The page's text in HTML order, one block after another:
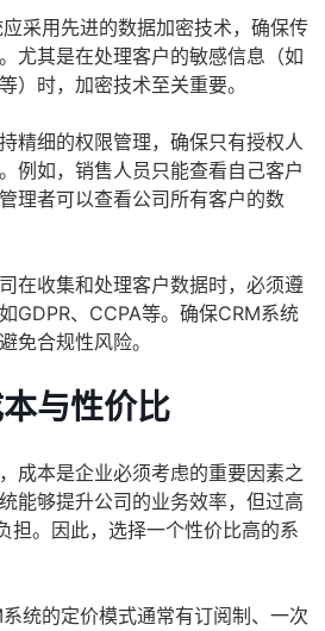
应采用先进的数据加密技术，确保传
尤其是在处理客户的敏感信息（如
）时，加密技术至关重要。
精细的权限管理，确保只有授权人
例如，销售人员只能查看自己客户
理者可以查看公司所有客户的数
在收集和处理客户数据时，必须遵
GDPR、CCPA等。确保CRM系统
免合规性风险。
与性价比
成本是企业必须考虑的重要因素之
能够提升公司的业务效率，但过高
担。因此，选择一个性价比高的系
系统的定价模式通常有订阅制、一次